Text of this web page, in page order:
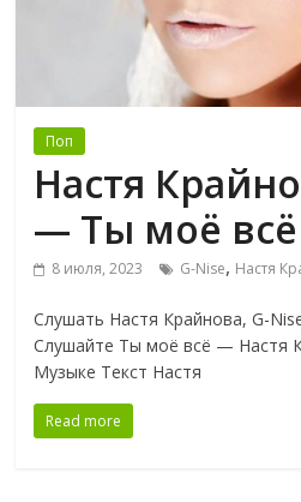
Поп
Настя
— Ты моё всё
8 июля, 2023 G-Nise, Настя
Слушать Настя Крайнова, G-
Слушайте Ты моё всё — Настя
Музыке Текст Настя
Read more